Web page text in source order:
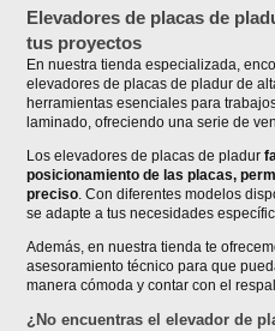
Elevadores de placas de
tus proyectos
En nuestra tienda especializada,
elevadores de placas de pladur de
herramientas esenciales para
laminado, ofreciendo una serie de
Los elevadores de placas de pladur
posicionamiento de las placas,
preciso. Con diferentes modelos
se adapte a tus necesidades
Además, en nuestra tienda te
asesoramiento técnico para que
manera cómoda y contar con el
¿No encuentras el elevador de